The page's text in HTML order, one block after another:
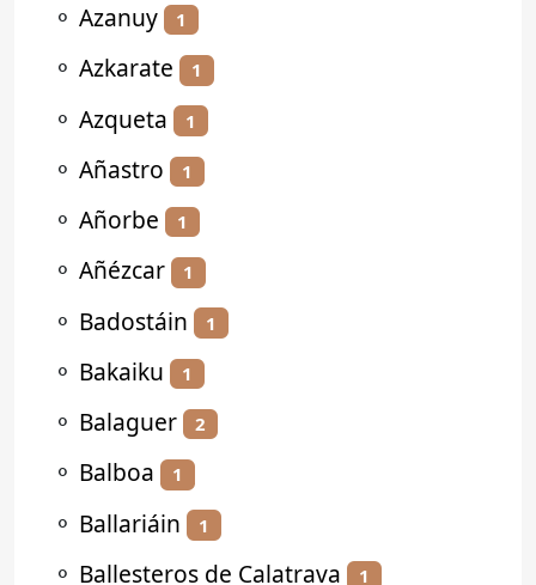
⚬ Azanuy 1
⚬ Azkarate 1
⚬ Azqueta 1
⚬ Añastro 1
⚬ Añorbe 1
⚬ Añézcar 1
⚬ Badostáin 1
⚬ Bakaiku 1
⚬ Balaguer 2
⚬ Balboa 1
⚬ Ballariáin 1
⚬ Ballesteros de Calatrava 1